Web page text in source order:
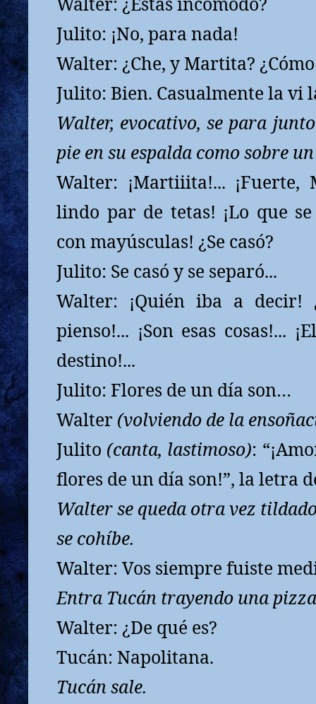
Julito: ¡No, para nada!
Walter: ¿Che, y Martita?
Julito: Bien. Casualmente la vi
Walter, evocativo, se para
pie en su espalda como sobre
Walter: ¡Martiiita!... ¡Fuerte,
lindo par de tetas! ¡Lo que
con mayúsculas! ¿Se casó?
Julito: Se casó y se separó...
Walter: ¡Quién iba a decir!
pienso!... ¡Son esas cosas!...
destino!...
Julito: Flores de un día son…
Walter (volviendo de la
Julito (canta, lastimoso):
flores de un día son!”, la letra
Walter se queda otra vez
se cohíbe.
Walter: Vos siempre fuiste
Entra Tucán trayendo una
Walter: ¿De qué es?
Tucán: Napolitana.
Tucán sale.